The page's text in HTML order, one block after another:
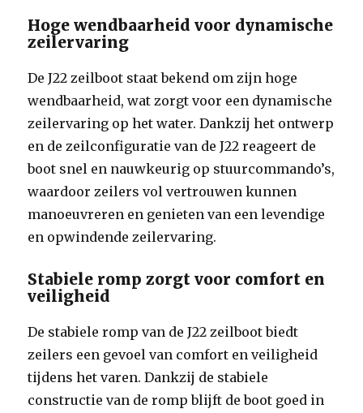
Hoge wendbaarheid voor dynamische
zeilervaring
De J22 zeilboot staat bekend om zijn hoge
wendbaarheid, wat zorgt voor een dynamische
zeilervaring op het water. Dankzij het ontwerp
en de zeilconfiguratie van de J22 reageert de
boot snel en nauwkeurig op stuurcommando’s,
waardoor zeilers vol vertrouwen kunnen
manoeuvreren en genieten van een levendige
en opwindende zeilervaring.
Stabiele romp zorgt voor comfort en
veiligheid
De stabiele romp van de J22 zeilboot biedt
zeilers een gevoel van comfort en veiligheid
tijdens het varen. Dankzij de stabiele
constructie van de romp blijft de boot goed in